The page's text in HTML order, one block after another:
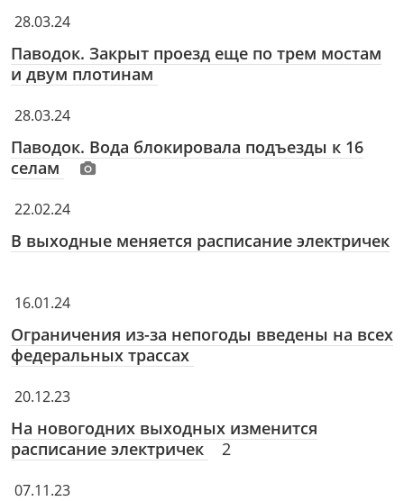
28.03.24
Паводок. Закрыт проезд еще по трем мостам
и двум плотинам
28.03.24
Паводок. Вода блокировала подъезды к 16
селам
22.02.24
В выходные меняется расписание электричек
16.01.24
Ограничения из-за непогоды введены на всех
федеральных трассах
20.12.23
На новогодних выходных изменится
расписание электричек
2
07.11.23